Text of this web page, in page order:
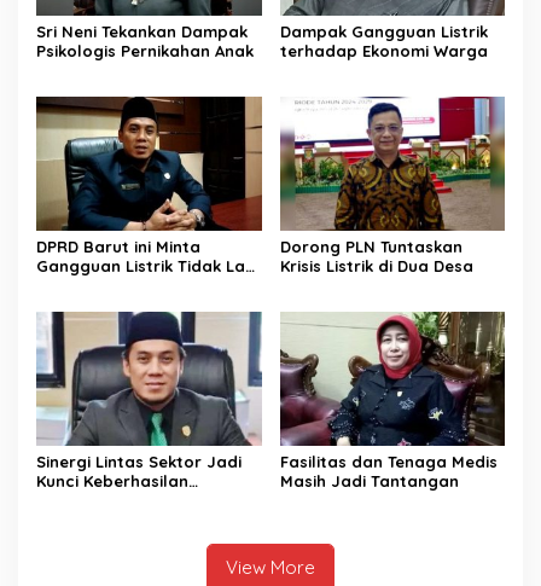
Sri Neni Tekankan Dampak
Psikologis Pernikahan Anak
Dampak Gangguan Listrik
terhadap Ekonomi Warga
DPRD Barut ini Minta
Gangguan Listrik Tidak Lagi
Dorong PLN Tuntaskan
Krisis Listrik di Dua Desa
Sinergi Lintas Sektor Jadi
Kunci Keberhasilan
Fasilitas dan Tenaga Medis
Masih Jadi Tantangan
View More